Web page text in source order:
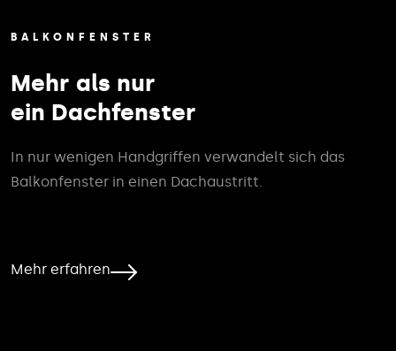
BALKONFENSTER
Mehr als nur
ein Dachfenster
In nur wenigen Handgriffen verwandelt sich das
Balkonfenster in einen Dachaustritt.
Mehr erfahren